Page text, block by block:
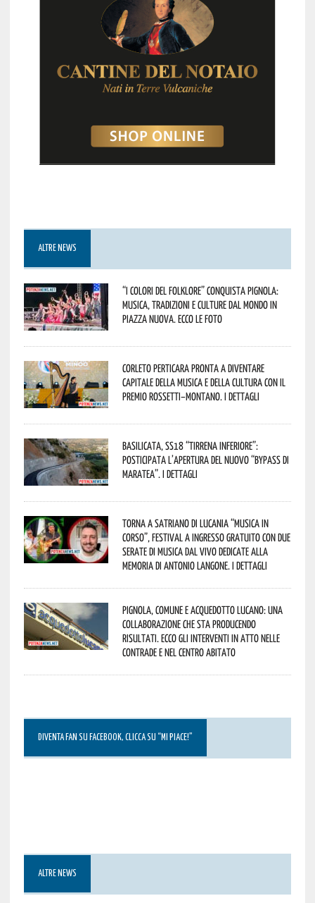
ALTRE NEWS
“I Colori del Folklore” conquista Pignola:
musica, tradizioni e culture dal mondo in
Piazza Nuova. Ecco le foto
Corleto Perticara pronta a diventare
capitale della musica e della cultura con il
Premio Rossetti–Montano. I dettagli
Basilicata, SS18 “Tirrena inferiore”:
posticipata l’apertura del nuovo “Bypass di
Maratea”. I dettagli
Torna a Satriano di Lucania “Musica in
Corso”, festival a ingresso gratuito con due
serate di musica dal vivo dedicate alla
memoria di Antonio Langone. I dettagli
Pignola, Comune e Acquedotto Lucano: una
collaborazione che sta producendo
risultati. Ecco gli interventi in atto nelle
contrade e nel centro abitato
DIVENTA FAN SU FACEBOOK, CLICCA SU “MI PIACE!”
ALTRE NEWS